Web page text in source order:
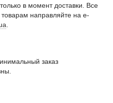
в момент доставки. Все
направляйте на e-
заказ